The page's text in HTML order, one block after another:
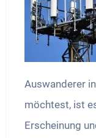
Auswanderer
möchtest, ist
Erscheinung